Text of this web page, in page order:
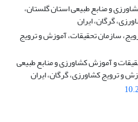
و منابع طبیعی استان گلستان،
‏گرگان، ایران
سازمان تحقیقات، آموزش و ترویج
و آموزش کشاورزی و منابع طبیعی
و ‏ترویج کشاورزی، گرگان، ایران